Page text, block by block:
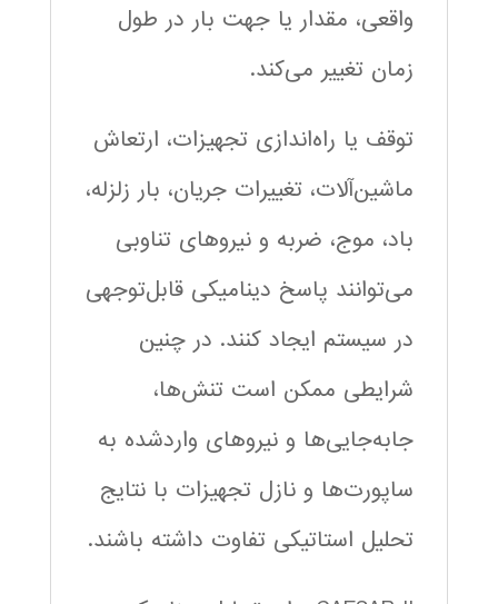
واقعی، مقدار یا جهت بار در طول
زمان تغییر می‌کند.
توقف یا راه‌اندازی تجهیزات، ارتعاش
ماشین‌آلات، تغییرات جریان، بار زلزله،
باد، موج، ضربه و نیروهای تناوبی
می‌توانند پاسخ دینامیکی قابل‌توجهی
در سیستم ایجاد کنند. در چنین
شرایطی ممکن است تنش‌ها،
جابه‌جایی‌ها و نیروهای واردشده به
ساپورت‌ها و نازل تجهیزات با نتایج
تحلیل استاتیکی تفاوت داشته باشند.